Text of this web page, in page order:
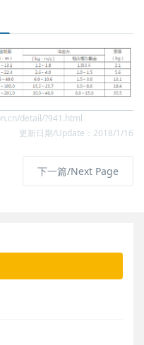
detail/?941.html
更新日期/Update：2018/1/16
下一篇/Next Page